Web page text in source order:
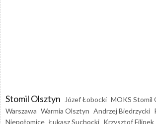
Stomil Olsztyn Józef Łobocki MOKS Stomil
Warszawa Warmia Olsztyn Andrzej Biedrzycki
Niepołomice Łukasz Suchocki Krzysztof Filipek